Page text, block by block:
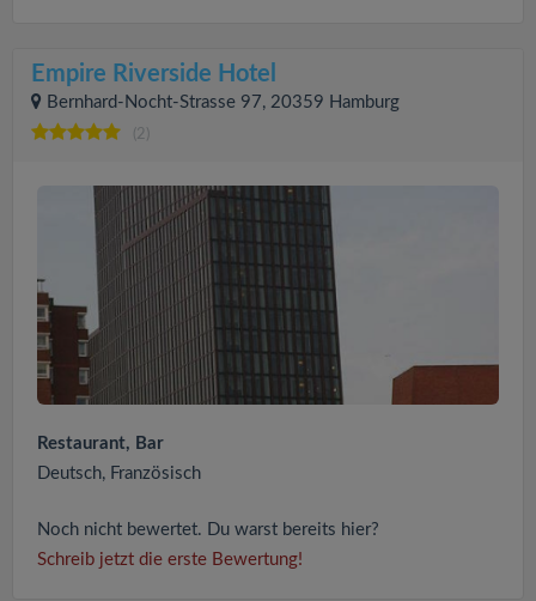
Empire Riverside Hotel
Bernhard-Nocht-Strasse 97, 20359 Hamburg
(2)
Restaurant, Bar
Deutsch, Französisch
Noch nicht bewertet. Du warst bereits hier?
Schreib jetzt die erste Bewertung!